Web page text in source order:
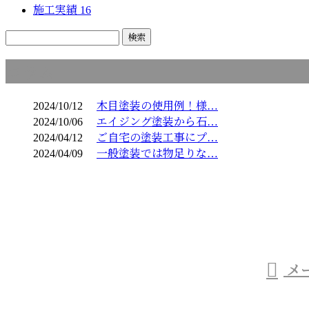
施工実績 16
2024/10/12
木目塗装の使用例！様…
2024/10/06
エイジング塗装から石…
2024/04/12
ご自宅の塗装工事にプ…
2024/04/09
一般塗装では物足りな…
メ